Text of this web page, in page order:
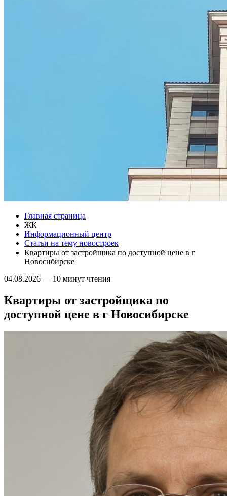
Главная страница
ЖК
Информационный центр
Статьи на тему новостроек
Квартиры от застройщика по доступной цене в г
Новосибирске
04.08.2026 — 10 минут чтения
Квартиры от застройщика по
доступной цене в г Новосибирске